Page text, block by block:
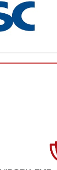
2026
para a